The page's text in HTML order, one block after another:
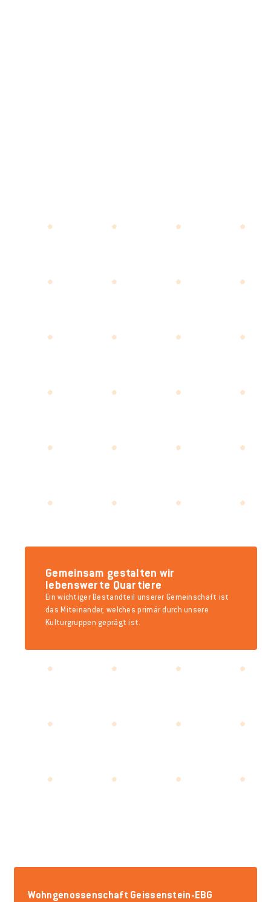
Gemeinsam gestalten wir
lebenswerte Quartiere
Ein wichtiger Bestandteil unserer Gemeinschaft ist
das Miteinander, welches primär durch unsere
Kulturgruppen geprägt ist.
Wohngenossenschaft Geissenstein-EBG